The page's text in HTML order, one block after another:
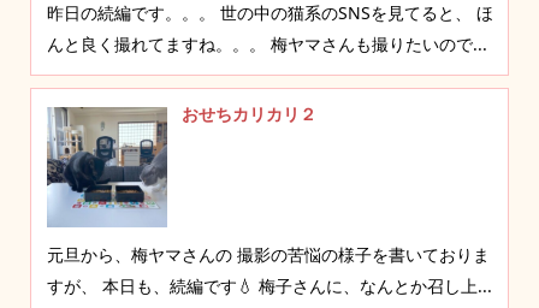
昨日の続編です。。。 世の中の猫系のSNSを見てると、 ほ
んと良く撮れてますね。。。 梅ヤマさんも撮りたいので...
おせちカリカリ２
元旦から、梅ヤマさんの 撮影の苦悩の様子を書いておりま
すが、 本日も、続編です💧 梅子さんに、なんとか召し上...